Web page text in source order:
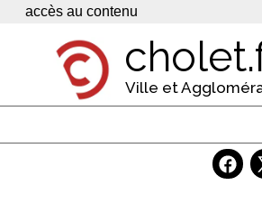
Panneau de gestion des cookies
accès au contenu
Ville et